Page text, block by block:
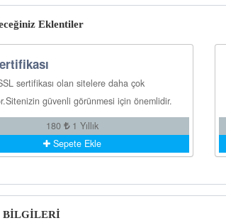
Eklentiler
sertifikası olan sitelere daha çok
güvenli görünmesi için önemlidir.
180
1 Yıllık
Sepete Ekle
BİLGİLERİ